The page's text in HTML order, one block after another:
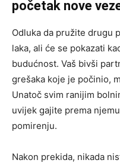
početak nove
Odluka da pružite drugu
laka, ali će se pokazati
budućnost. Vaš bivši
grešaka koje je počinio,
Unatoč svim ranijim
uvijek gajite prema
pomirenju.
Nakon prekida, nikada